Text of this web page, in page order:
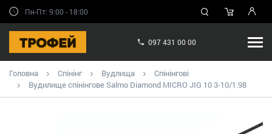
Пн-Пт: 9:00 - 18:00
097 431 00 00
Головна Спінінг Вудлища
Спінінгові
Вудилище спінінгове Salmo Diamond MICRO JIG 10 3-10/1.98